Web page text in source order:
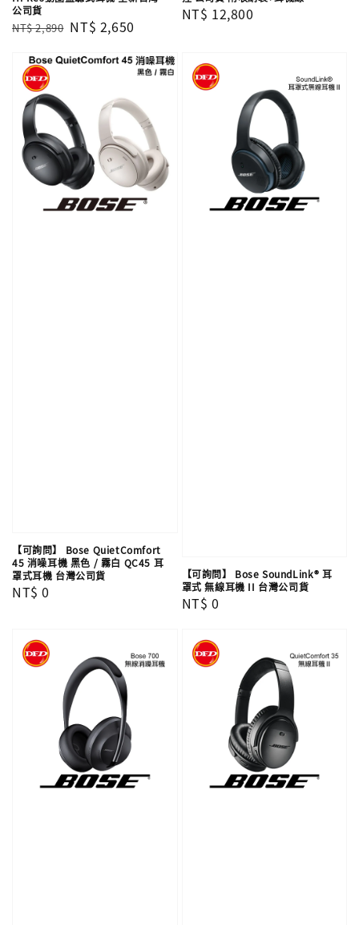
公司貨
Regular
NT$ 2,890 Sale
NT$ 2,650
Regular
NT$ 12,800
【可詢問】 Bose QuietComfort
45 消噪耳機 黑色 / 霧白 QC45 耳
罩式耳機 台灣公司貨
Regular
NT$ 0
【可詢問】 Bose SoundLink® 耳
罩式 無線耳機 II 台灣公司貨
Regular
NT$ 0